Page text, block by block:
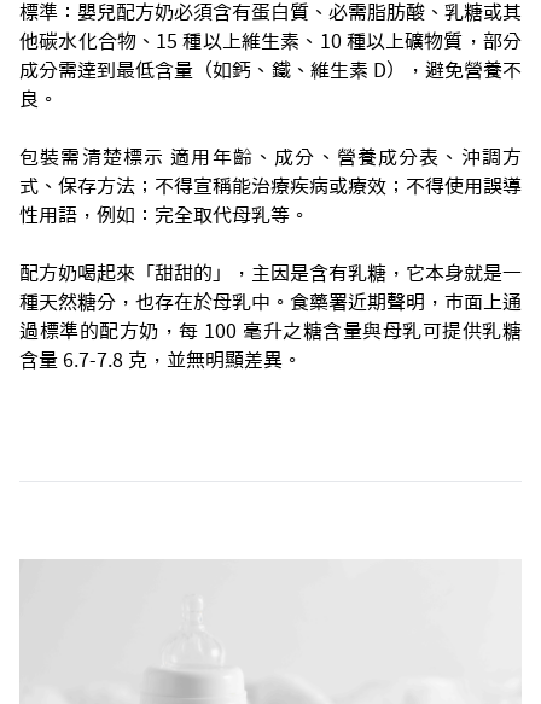
標準：嬰兒配方奶必須含有蛋白質、必需脂肪酸、乳糖或其
他碳水化合物、15 種以上維生素、10 種以上礦物質，部分
成分需達到最低含量（如鈣、鐵、維生素 D），避免營養不
良。
包裝需清楚標示 適用年齡、成分、營養成分表、沖調方
式、保存方法；不得宣稱能治療疾病或療效；不得使用誤導
性用語，例如：完全取代母乳等。
配方奶喝起來「甜甜的」，主因是含有乳糖，它本身就是一
種天然糖分，也存在於母乳中。食藥署近期聲明，市面上通
過標準的配方奶，每 100 毫升之糖含量與母乳可提供乳糖
含量 6.7-7.8 克，並無明顯差異。